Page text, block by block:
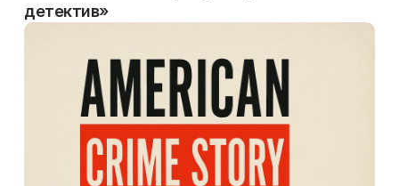
детектив»